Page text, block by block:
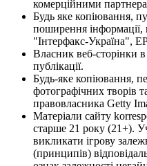
комерційними
Будь яке копіювання,
поширення
"Інтерфакс-Україна",
Власник веб-сторінки
публікації.
Будь-яке копіювання,
фотографічних творів
правовласника Getty
Матеріали сайту
старше 21 року (21+).
викликати ігрову
(принципів)